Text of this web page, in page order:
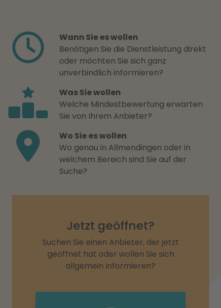
Wann Sie es wollen
Benötigen Sie die Dienstleistung direkt
oder möchten Sie sich ganz
unverbindlich informieren?
Was Sie wollen
Welche Mindestbewertung erwarten
Sie von Ihrem Anbieter?
Wo Sie es wollen
Wo genau in Allmendingen oder in
welchem Bereich sind Sie auf der
Suche?
Jetzt geöffnet?
Suchen Sie einen Anbieter, der jetzt
geöffnet hat oder wollen Sie sich
allgemein informieren?